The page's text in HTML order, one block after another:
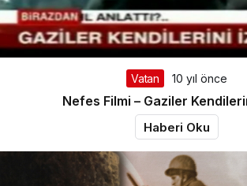
Vatan 10 yıl önce
Nefes Filmi – Gaziler
Haberi Oku